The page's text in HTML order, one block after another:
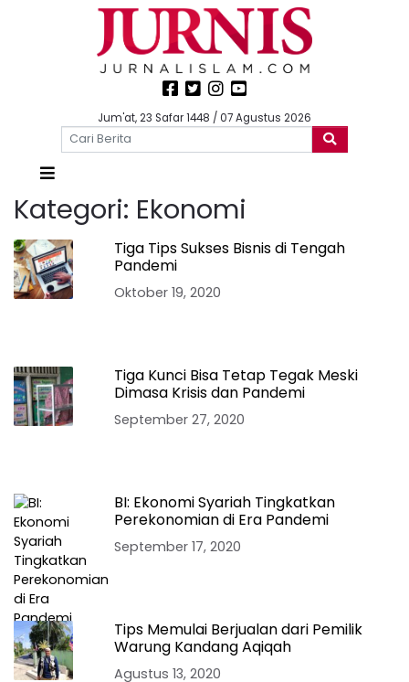
Jum'at, 23 Safar 1448 / 07 Agustus 2026
Kategori: Ekonomi
Tiga Tips Sukses Bisnis di Tengah
Pandemi
Oktober 19, 2020
Tiga Kunci Bisa Tetap Tegak Meski
Dimasa Krisis dan Pandemi
September 27, 2020
BI: Ekonomi Syariah Tingkatkan
Perekonomian di Era Pandemi
September 17, 2020
Tips Memulai Berjualan dari Pemilik
Warung Kandang Aqiqah
Agustus 13, 2020